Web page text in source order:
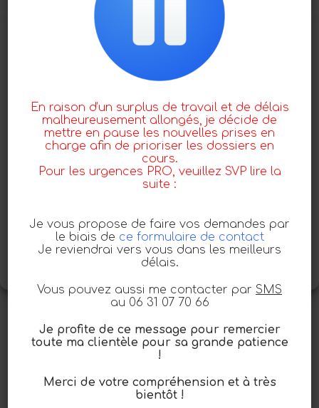
Gérer le consentement
aux cookies
Pour offrir les meilleures expériences, nous utilisons des
aux informations des appareils. Le fait de consentir à ces
technologies nous permettra de traiter des données telles que le
comportement de navigation ou les ID uniques sur ce site. Le fait
de ne pas consentir ou de retirer son consentement peut avoir
un effet négatif sur certaines caractéristiques et fonctions.
Accepter
Voir les préférences
En raison d’un surplus de travail et de délais
malheureusement allongés, je décide de
mettre en pause les nouvelles prises en
charge afin de prioriser les dossiers en
cours.
Pour les urgences PRO, veuillez SVP lire la
suite :
Je vous propose de faire vos demandes par
le biais de ce formulaire de contact
Je reviendrai vers vous dans les meilleurs
délais.
Vous pouvez aussi me contacter par SMS
au 06 31 07 70 66
Je profite de ce message pour remercier
toute ma clientèle pour sa grande patience
!
Merci de votre compréhension et à très
bientôt !